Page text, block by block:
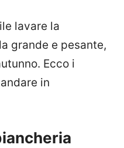
lavare la
grande e pesante,
Ecco i
in